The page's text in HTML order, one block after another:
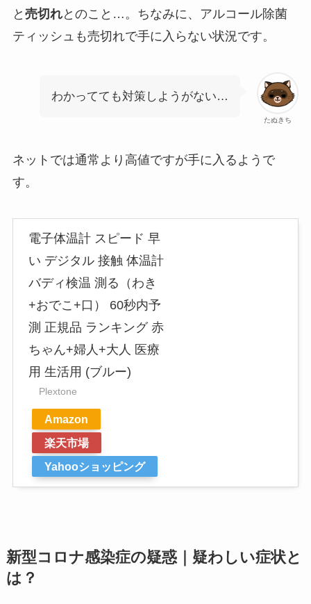
と 売切れとのこと…。ちなみに、アルコール除菌
ティッシュも売切れで手に入らない状況です。
たぬきち
わかってても対策しようがない…
ネットでは通常より高値ですが手に入るようで
す。
電子体温計 スピード 早
い デジタル 接触 体温計
バディ検温 測る（わき
+おでこ+口） 60秒内予
測 正規品 ランキング 赤
ちゃん+婦人+大人 医療
用 生活用 (ブルー)
Plextone
Amazon
楽天市場
Yahooショッピング
新型コロナ感染症の疑惑｜疑わしい症状と
は？